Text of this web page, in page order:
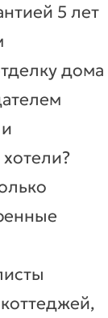
5 лет
дома